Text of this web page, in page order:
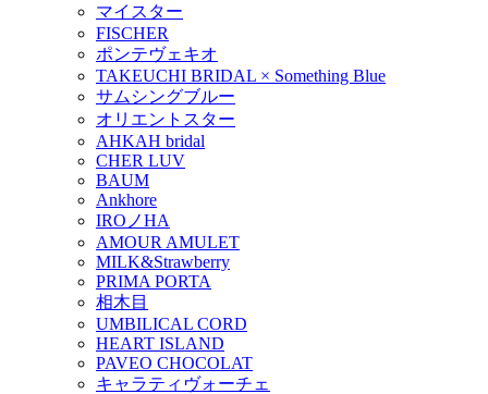
マイスター
FISCHER
ポンテヴェキオ
TAKEUCHI BRIDAL × Something Blue
サムシングブルー
オリエントスター
AHKAH bridal
CHER LUV
BAUM
Ankhore
IROノHA
AMOUR AMULET
MILK&Strawberry
PRIMA PORTA
相木目
UMBILICAL CORD
HEART ISLAND
PAVEO CHOCOLAT
キャラティヴォーチェ